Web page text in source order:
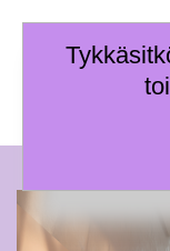
Taitoja